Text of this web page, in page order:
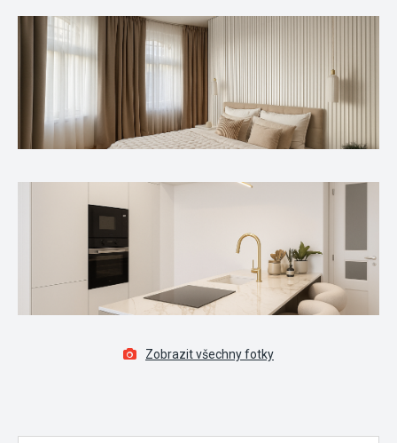
Zobrazit všechny fotky